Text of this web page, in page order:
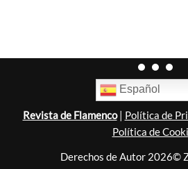
Español
Revista de Flamenco| Política de
Política de
Derechos de Autor 2026©